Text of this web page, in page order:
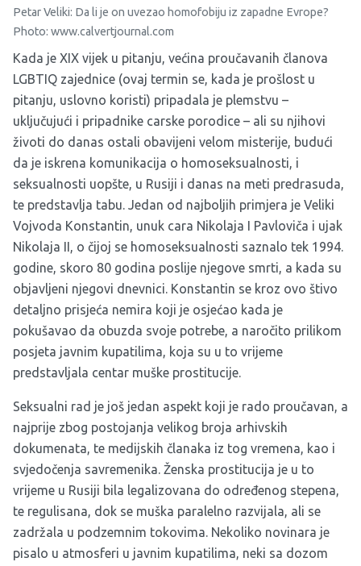
Petar Veliki: Da li je on uvezao homofobiju iz zapadne Evrope?
Photo: www.calvertjournal.com
Kada je XIX vijek u pitanju, većina proučavanih članova
LGBTIQ zajednice (ovaj termin se, kada je prošlost u
pitanju, uslovno koristi) pripadala je plemstvu –
uključujući i pripadnike carske porodice – ali su njihovi
životi do danas ostali obavijeni velom misterije, budući
da je iskrena komunikacija o homoseksualnosti, i
seksualnosti uopšte, u Rusiji i danas na meti predrasuda,
te predstavlja tabu. Jedan od najboljih primjera je Veliki
Vojvoda Konstantin, unuk cara Nikolaja I Pavloviča i ujak
Nikolaja II, o čijoj se homoseksualnosti saznalo tek 1994.
godine, skoro 80 godina poslije njegove smrti, a kada su
objavljeni njegovi dnevnici. Konstantin se kroz ovo štivo
detaljno prisjeća nemira koji je osjećao kada je
pokušavao da obuzda svoje potrebe, a naročito prilikom
posjeta javnim kupatilima, koja su u to vrijeme
predstavljala centar muške prostitucije.
Seksualni rad je još jedan aspekt koji je rado proučavan, a
najprije zbog postojanja velikog broja arhivskih
dokumenata, te medijskih članaka iz tog vremena, kao i
svjedočenja savremenika. Ženska prostitucija je u to
vrijeme u Rusiji bila legalizovana do određenog stepena,
te regulisana, dok se muška paralelno razvijala, ali se
zadržala u podzemnim tokovima. Nekoliko novinara je
pisalo u atmosferi u javnim kupatilima, neki sa dozom